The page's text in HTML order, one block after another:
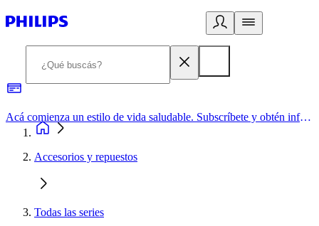
Acá comienza un estilo de vida saludable. Subscríbete y obtén información de primera mano
Accesorios y repuestos
Todas las series